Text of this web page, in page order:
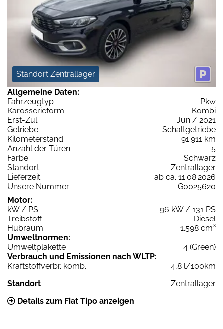
Standort Zentrallager
Allgemeine Daten:
Fahrzeugtyp
Pkw
Karosserieform
Kombi
Erst-Zul.
Jun / 2021
Getriebe
Schaltgetriebe
Kilometerstand
91.911 km
Anzahl der Türen
5
Farbe
Schwarz
Standort
Zentrallager
Lieferzeit
ab ca. 11.08.2026
Unsere Nummer
G0025620
Motor:
kW / PS
96 kW / 131 PS
Treibstoff
Diesel
Hubraum
1.598 cm³
Umweltnormen:
Umweltplakette
4 (Green)
Verbrauch und Emissionen nach WLTP:
Kraftstoffverbr. komb.
4,8 l/100km
Standort
Zentrallager
Details zum Fiat Tipo anzeigen